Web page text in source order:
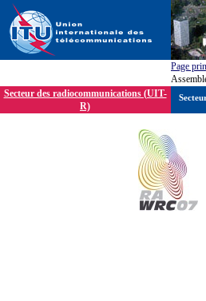
Page
Secteur des radiocommunications (UIT-
R)